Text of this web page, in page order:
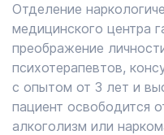
Отделение
медицинского центра
преображение
психотерапевтов,
с опытом от 3 лет и
пациент освободится
алкоголизм или